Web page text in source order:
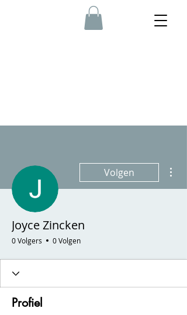
Volgen
Joyce Zincken
0 Volgers 0 Volgen
Profiel